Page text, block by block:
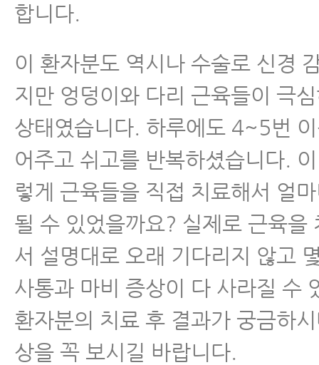
합니다.
이 환자분도 역시나 수술로 신경
지만 엉덩이와 다리 근육들이 극
상태였습니다. 하루에도 4~5번
어주고 쉬고를 반복하셨습니다.
렇게 근육들을 직접 치료해서 얼
될 수 있었을까요? 실제로 근육을
서 설명대로 오래 기다리지 않고
사통과 마비 증상이 다 사라질 수
환자분의 치료 후 결과가 궁금하
상을 꼭 보시길 바랍니다.